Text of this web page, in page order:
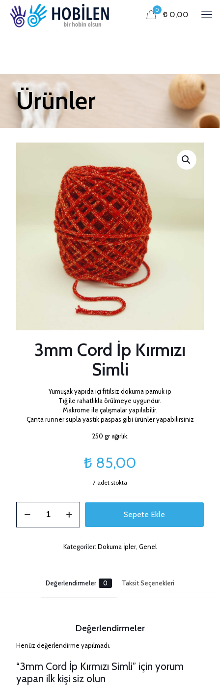
0 ₺ 0,00
Ürünler
3mm Cord İp Kırmızı
Simli
Yumuşak yapıda içi fitilsiz dokuma pamuk ip
Tığ ile rahatlıkla örülmeye uygundur.
Makrome ile çalışmalar yapılabilir.
Çanta runner supla yastık paspas gibi ürünler yapabilirsiniz
250 gr ağırlık.
₺ 85,00
7 adet stokta
Cord
Sepete Ekle
Kategoriler: Dokuma İpler, Genel
Değerlendirmeler 0 Taksit Seçenekleri
Değerlendirmeler
Henüz değerlendirme yapılmadı.
“3mm Cord İp Kırmızı Simli” için yorum
yapan ilk kişi siz olun